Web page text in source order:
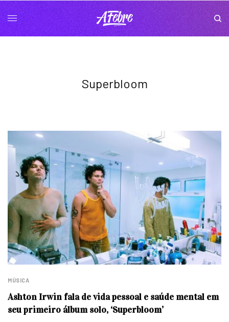
Superbloom
MÚSICA
Ashton Irwin fala de vida pessoal e saúde mental em
seu primeiro álbum solo, ‘Superbloom’